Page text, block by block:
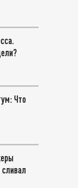
Что